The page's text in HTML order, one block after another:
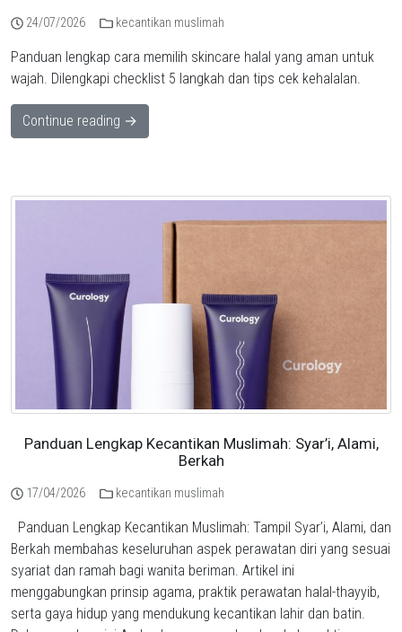
24/07/2026 kecantikan muslimah
Panduan lengkap cara memilih skincare halal yang aman untuk
wajah. Dilengkapi checklist 5 langkah dan tips cek kehalalan.
Continue reading →
Panduan Lengkap Kecantikan Muslimah: Syar’i, Alami,
Berkah
17/04/2026 kecantikan muslimah
Panduan Lengkap Kecantikan Muslimah: Tampil Syar’i, Alami, dan
Berkah membahas keseluruhan aspek perawatan diri yang sesuai
syariat dan ramah bagi wanita beriman. Artikel ini
menggabungkan prinsip agama, praktik perawatan halal-thayyib,
serta gaya hidup yang mendukung kecantikan lahir dan batin.